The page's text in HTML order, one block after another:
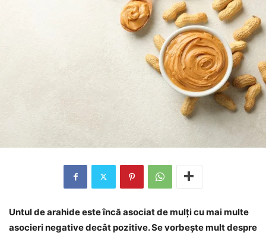
Untul de arahide este încă asociat de mulți cu mai multe
asocieri negative decât pozitive. Se vorbește mult despre